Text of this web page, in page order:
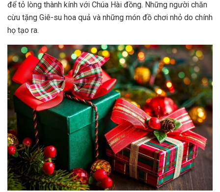
để tỏ lòng thành kính với Chúa Hài đồng. Những người chăn
cừu tặng Giê-su hoa quả và những món đồ chơi nhỏ do chính
họ tạo ra.